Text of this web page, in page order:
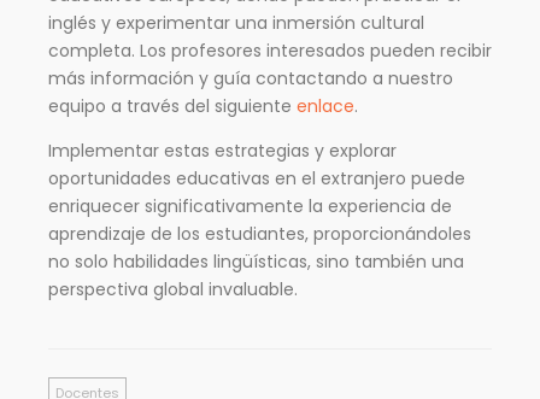
inglés y experimentar una inmersión cultural
completa. Los profesores interesados pueden recibir
más información y guía contactando a nuestro
equipo a través del siguiente enlace.
Implementar estas estrategias y explorar
oportunidades educativas en el extranjero puede
enriquecer significativamente la experiencia de
aprendizaje de los estudiantes, proporcionándoles
no solo habilidades lingüísticas, sino también una
perspectiva global invaluable.
Docentes